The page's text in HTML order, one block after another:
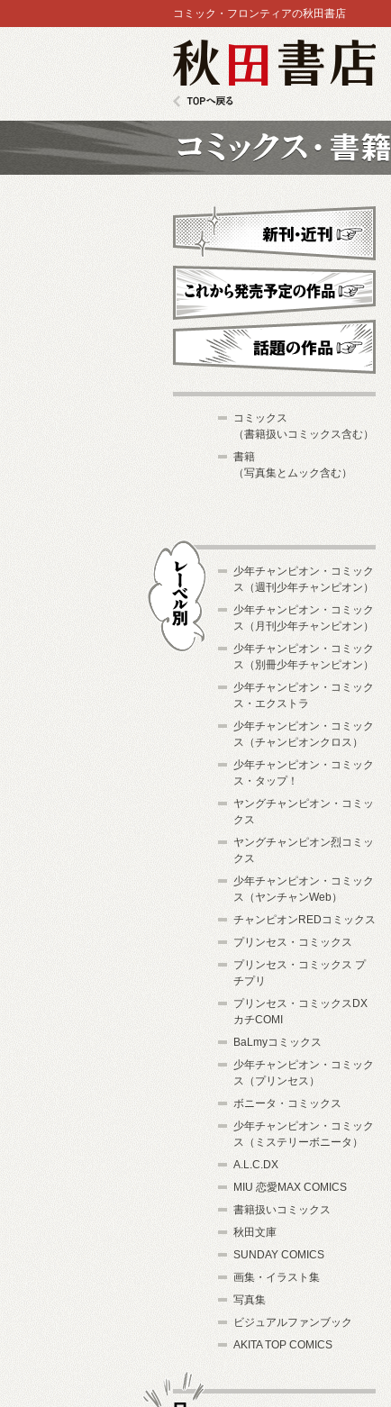
コミック・フロンティアの秋田書店
新刊・近刊
これから発売予定
コミックス
（書籍扱いコミックス含む）
書籍
（写真集とムック含む）
少年チャンピオン・コミック
ス（週刊少年チャンピオン）
少年チャンピオン・コミック
ス（月刊少年チャンピオン）
少年チャンピオン・コミック
ス（別冊少年チャンピオン）
少年チャンピオン・コミック
ス・エクストラ
少年チャンピオン・コミック
ス（チャンピオンクロス）
少年チャンピオン・コミック
ス・タップ！
ヤングチャンピオン・コミッ
クス
ヤングチャンピオン烈コミッ
クス
少年チャンピオン・コミック
ス（ヤンチャンWeb）
チャンピオンREDコミックス
プリンセス・コミックス
プリンセス・コミックス プ
チプリ
プリンセス・コミックスDX
カチCOMI
BaLmyコミックス
少年チャンピオン・コミック
ス（プリンセス）
ボニータ・コミックス
少年チャンピオン・コミック
ス（ミステリーボニータ）
A.L.C.DX
MIU 恋愛MAX COMICS
書籍扱いコミックス
秋田文庫
SUNDAY COMICS
画集・イラスト集
写真集
ビジュアルファンブック
AKITA TOP COMICS